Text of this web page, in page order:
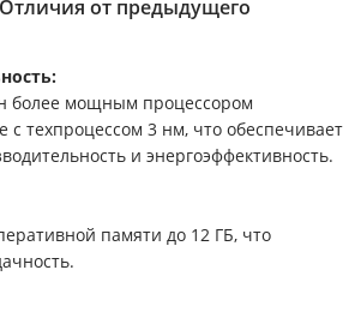
от предыдущего
более мощным процессором
техпроцессом 3 нм, что обеспечивает
и энергоэффективность.
памяти до 12 ГБ, что